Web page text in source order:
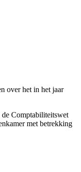
over het in het jaar
de Comptabiliteitswet
met betrekking